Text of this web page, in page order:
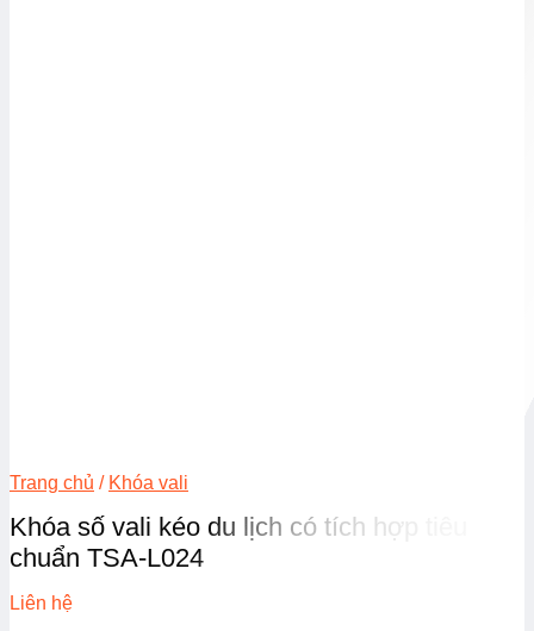
Trang chủ / Khóa vali
Khóa số vali kéo du lịch có tích hợp tiêu
chuẩn TSA-L024
Liên hệ